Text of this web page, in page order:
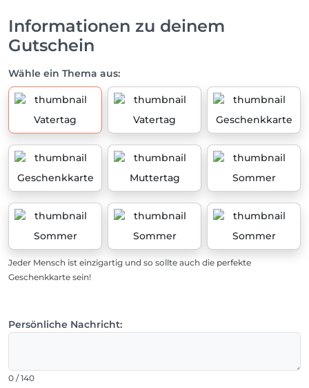
Informationen zu deinem
Gutschein
Wähle ein Thema aus:
Vatertag Vatertag Geschenkkarte
Geschenkkarte Muttertag Sommer
Sommer Sommer Sommer
Jeder Mensch ist einzigartig und so sollte auch die perfekte
Geschenkkarte sein!
Persönliche Nachricht:
0 / 140